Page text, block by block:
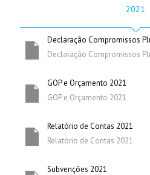
2021
Declaração Compromissos
Declaração Compromissos
GOP e Orçamento 2021
GOP e Orçamento 2021
Relatório de Contas 2021
Relatório de Contas 2021
Subvenções 2021